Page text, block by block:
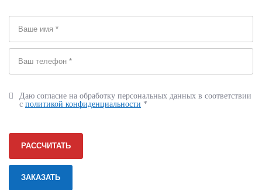
Даю согласие на обработку персональных данных в соответствии
с политикой конфиденциальности *
РАССЧИТАТЬ